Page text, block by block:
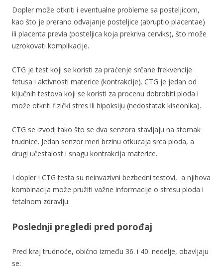
Dopler može otkriti i eventualne probleme sa posteljicom,
kao što je prerano odvajanje posteljice (abruptio placentae)
ili placenta previa (posteljica koja prekriva cerviks), što može
uzrokovati komplikacije.
CTG je test koji se koristi za praćenje srčane frekvencije
fetusa i aktivnosti materice (kontrakcije). CTG je jedan od
ključnih testova koji se koristi za procenu dobrobiti ploda i
može otkriti fizički stres ili hipoksiju (nedostatak kiseonika).
CTG se izvodi tako što se dva senzora stavljaju na stomak
trudnice. Jedan senzor meri brzinu otkucaja srca ploda, a
drugi učestalost i snagu kontrakcija materice.
I dopler i CTG testa su neinvazivni bezbedni testovi, a njihova
kombinacija može pružiti važne informacije o stresu ploda i
fetalnom zdravlju.
Poslednji pregledi pred porođaj
Pred kraj trudnoće, obično između 36. i 40. nedelje, obavljaju
se: